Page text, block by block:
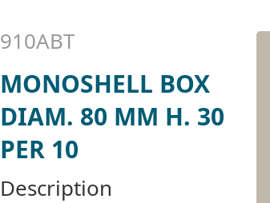
910ABT
MONOSHELL BOX
DIAM. 80 MM H. 30
PER 10
Description